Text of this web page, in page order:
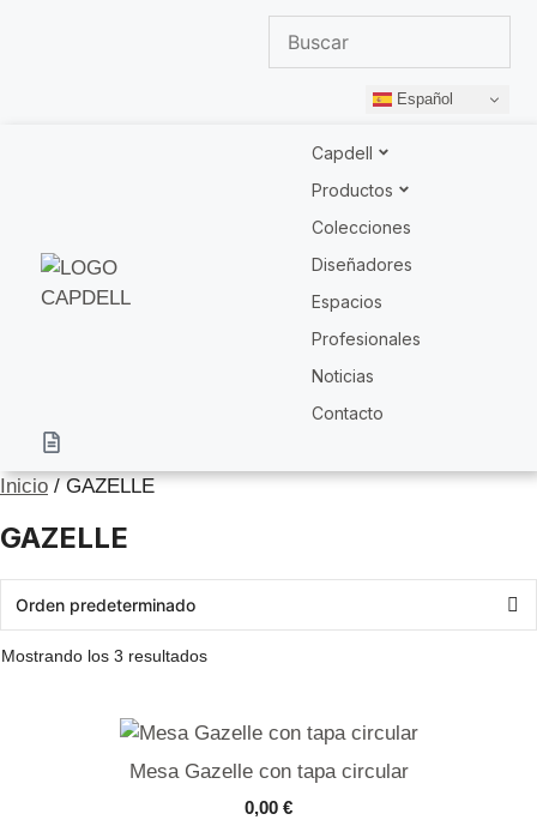
Español
Capdell
Productos
Colecciones
Diseñadores
Espacios
Profesionales
Noticias
Contacto
Inicio/ GAZELLE
GAZELLE
Mostrando los 3 resultados
Mesa Gazelle con tapa circular
0,00 €